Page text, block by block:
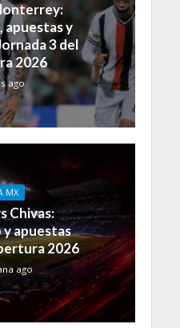
y
3 del
2026
ago
MX
Chivas:
apuestas
2026
ago